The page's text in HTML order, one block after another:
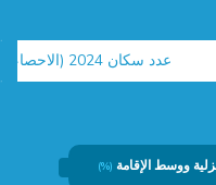
عدد سكان 2024 (الاحصاء العام للسكان والسكنى)
ووسط الإقامة (%)